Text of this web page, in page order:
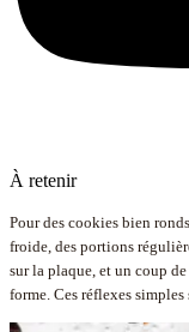
À retenir
Pour des cookies bien ronds,
froide, des portions
sur la plaque, et un coup
forme. Ces réflexes